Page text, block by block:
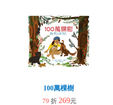
100萬棵樹
79 折 269元